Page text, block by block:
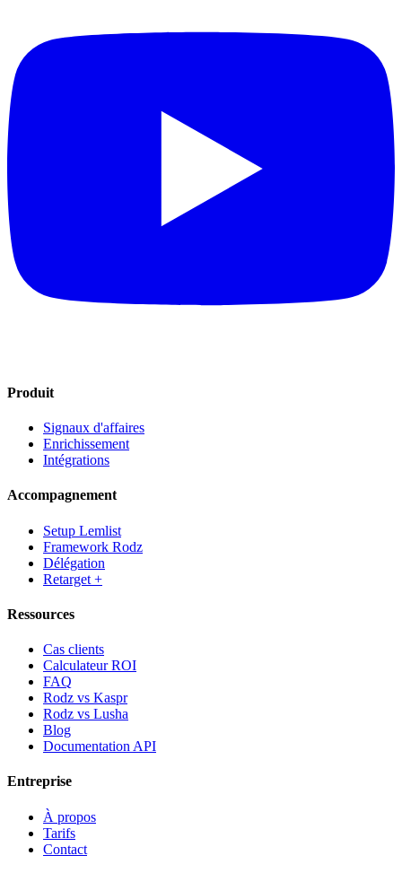
Produit
Signaux d'affaires
Enrichissement
Intégrations
Accompagnement
Setup Lemlist
Framework Rodz
Délégation
Retarget +
Ressources
Cas clients
Calculateur ROI
FAQ
Rodz vs Kaspr
Rodz vs Lusha
Blog
Documentation API
Entreprise
À propos
Tarifs
Contact